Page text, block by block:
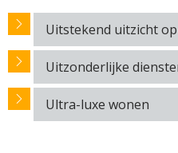
Uitstekend uitzicht
Uitzonderlijke
Ultra-luxe wonen